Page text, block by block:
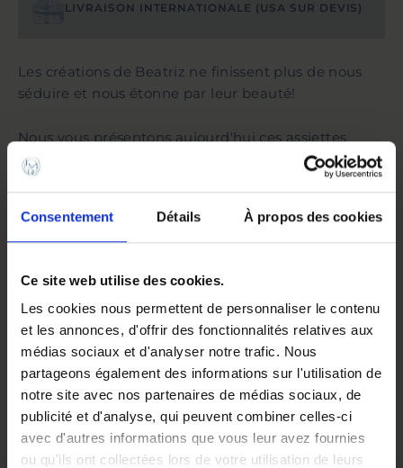
Consentement Détails À propos des cookies
Ce site web utilise des cookies.
Les cookies nous permettent de personnaliser le contenu
et les annonces, d'offrir des fonctionnalités relatives aux
médias sociaux et d'analyser notre trafic. Nous
partageons également des informations sur l'utilisation de
notre site avec nos partenaires de médias sociaux, de
publicité et d'analyse, qui peuvent combiner celles-ci
avec d'autres informations que vous leur avez fournies
ou qu'ils ont collectées lors de votre utilisation de leurs
LIVRAISON INTERNATIONALE (USA SUR DEVIS)
Les créations de Beatriz ne finissent plus de nous
séduire et nous étonne par leur beauté!
Nous vous présentons aujourd'hui ces assiettes
peintes à la main à collectionner d'urgence.
Beatriz, le plus dur sera de choisir !
DESCRIPTION
POIDS
640 g
FAÇONNAGE
Tournée et émaillée à
la main
MATÉRIAUX
Céramique, Peinture
PROVENANCE
France